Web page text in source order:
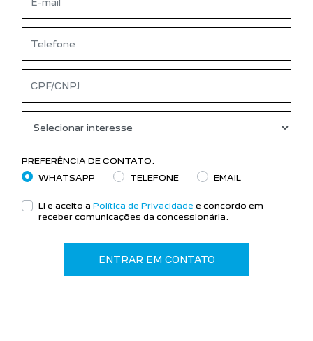
PREFERÊNCIA DE CONTATO:
WHATSAPP
TELEFONE EMAIL
Li e aceito a Política de Privacidade e concordo em
receber comunicações da concessionária.
ENTRAR EM CONTATO